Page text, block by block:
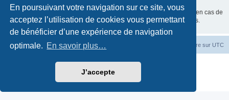
En poursuivant votre navigation sur ce site, vous
acceptez l’utilisation de cookies vous permettant
de bénéficier d’une expérience de navigation
optimale. En savoir plus…
J’accepte
diffusées à une tierce partie sans votre consentement, ni « Forum de
Traduction », ni phpBB, ne pourront être tenus comme responsables en cas de
tentative de piratage informatique visant à compromettre vos données.
Accueil du forum Fuseau horaire sur UTC
Développé parphpBB® Forum Software © phpBB Limited
Traduction française officielle
Confidentialité|Conditions